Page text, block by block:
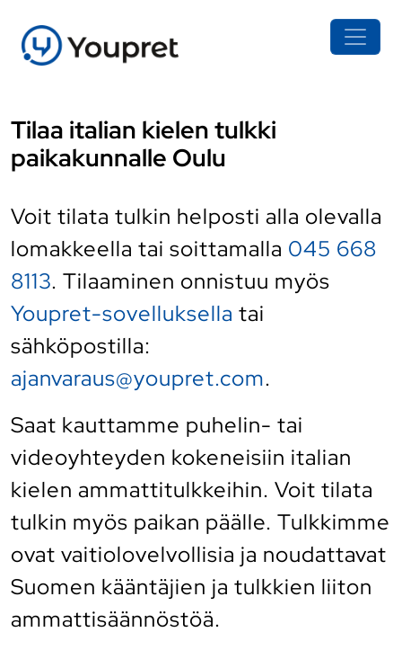
Tilaa italian kielen tulkki
paikakunnalle Oulu
Voit tilata tulkin helposti alla olevalla
lomakkeella tai soittamalla 045 668
8113. Tilaaminen onnistuu myös
Youpret-sovelluksella tai
sähköpostilla:
ajanvaraus@youpret.com.
Saat kauttamme puhelin- tai
videoyhteyden kokeneisiin italian
kielen ammattitulkkeihin. Voit tilata
tulkin myös paikan päälle. Tulkkimme
ovat vaitiolovelvollisia ja noudattavat
Suomen kääntäjien ja tulkkien liiton
ammattisäännöstöä.